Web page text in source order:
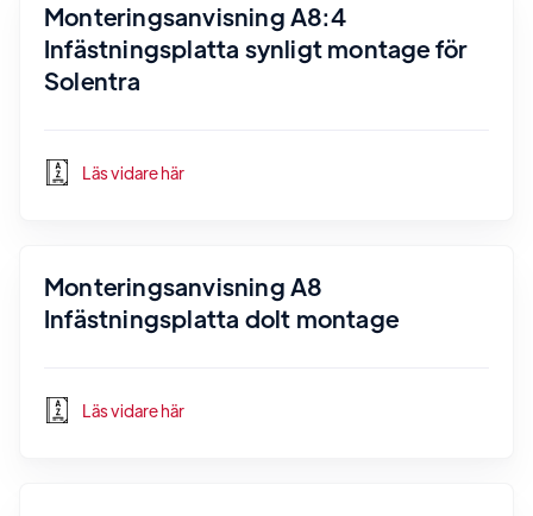
Monteringsanvisning A8:4
Infästningsplatta synligt montage för
Solentra
Läs vidare här
Monteringsanvisning A8
Infästningsplatta dolt montage
Läs vidare här